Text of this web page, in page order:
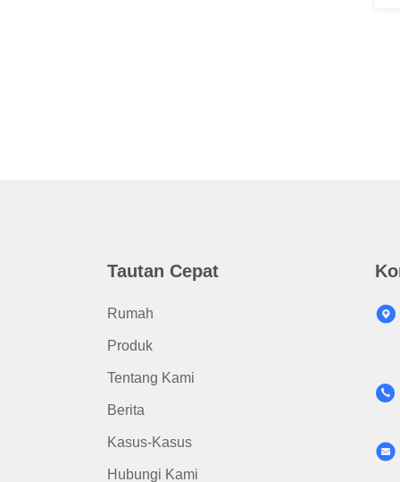
Tautan Cepat
Rumah
Produk
Tentang Kami
Berita
Kasus-Kasus
Hubungi Kami